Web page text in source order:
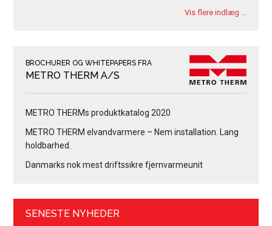
Vis flere indlæg …
BROCHURER OG WHITEPAPERS FRA
METRO THERM A/S
METRO THERMs produktkatalog 2020
METRO THERM elvandvarmere – Nem installation. Lang
holdbarhed.
Danmarks nok mest driftssikre fjernvarmeunit
SENESTE NYHEDER